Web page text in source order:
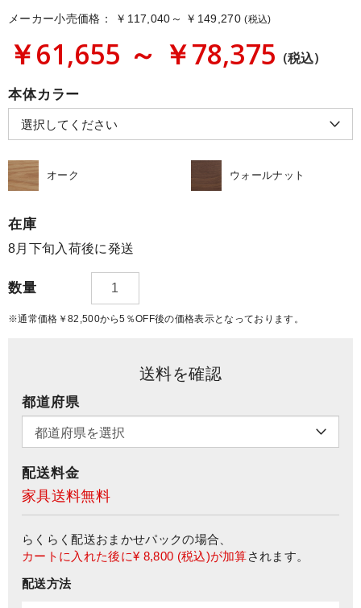
メーカー小売価格： ￥117,040～ ￥149,270 (税込)
￥61,655 ～ ￥78,375 (税込)
本体カラー
オーク ウォールナット
在庫
8月下旬入荷後に発送
数量
※通常価格￥82,500から5％OFF後の価格表示となっております。
送料を確認
都道府県
配送料金
家具送料無料
らくらく配送おまかせパックの場合、
カートに入れた後に¥ 8,800 (税込)が加算されます。
配送方法